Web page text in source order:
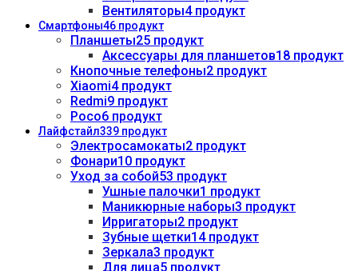
Вентиляторы4 продукт
Смартфоны46 продукт
Планшеты25 продукт
Аксессуары для планшетов18 продукт
Кнопочные телефоны2 продукт
Xiaomi4 продукт
Redmi9 продукт
Poco6 продукт
Лайфстайл339 продукт
Электросамокаты2 продукт
Фонари10 продукт
Уход за собой53 продукт
Ушные палочки1 продукт
Маникюрные наборы3 продукт
Ирригаторы2 продукт
Зубные щетки14 продукт
Зеркала3 продукт
Для лица5 продукт